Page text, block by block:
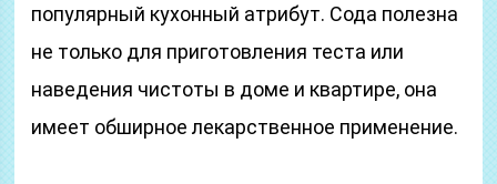
популярный кухонный атрибут. Сода полезна
не только для приготовления теста или
наведения чистоты в доме и квартире, она
имеет обширное лекарственное применение.